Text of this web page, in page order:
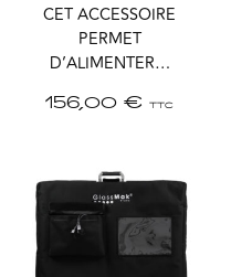
CET ACCESSOIRE
PERMET
D’ALIMENTER…
156,00€ TTC